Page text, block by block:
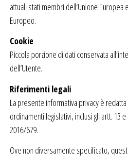
attuali stati membri dell’Unione Europea
Europeo.
Cookie
Piccola porzione di dati conservata
dell’Utente.
Riferimenti legali
La presente informativa privacy è
ordinamenti legislativi, inclusi gli artt. 13
2016/679.
Ove non diversamente specificato,